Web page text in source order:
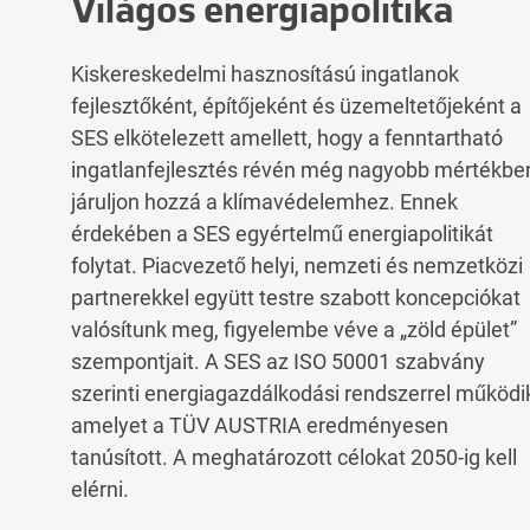
Világos energiapolitika
Kiskereskedelmi hasznosítású ingatlanok
fejlesztőként, építőjeként és üzemeltetőjeként a
SES elkötelezett amellett, hogy a fenntartható
ingatlanfejlesztés révén még nagyobb
járuljon hozzá a klímavédelemhez. Ennek
érdekében a SES egyértelmű energiapolitikát
folytat. Piacvezető helyi, nemzeti és nemzetközi
partnerekkel együtt testre szabott koncepciókat
valósítunk meg, figyelembe véve a „zöld épület”
szempontjait. A SES az ISO 50001 szabvány
szerinti energiagazdálkodási rendszerrel
amelyet a TÜV AUSTRIA eredményesen
tanúsított. A meghatározott célokat 2050-ig kell
elérni.